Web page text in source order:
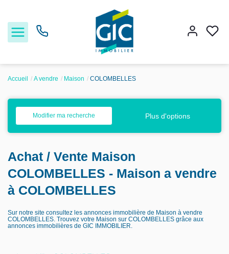
Acheter
Louer
Estimer
Nos services
Nos agences
Accueil A vendre Maison COLOMBELLES
Modifier ma recherche Plus d'options
Achat / Vente Maison
COLOMBELLES - Maison a vendre
à COLOMBELLES
Sur notre site consultez les annonces immobilière de Maison à vendre
COLOMBELLES. Trouvez votre Maison sur COLOMBELLES grâce aux
annonces immobilières de GIC IMMOBILIER.